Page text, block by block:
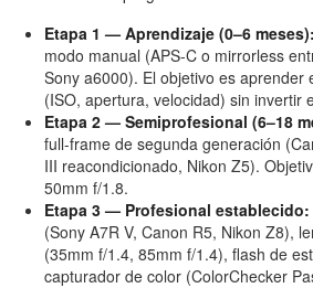
Etapa 1 — Aprendizaje (0–6 meses):
modo manual (APS-C o mirrorless
Sony a6000). El objetivo es aprender
(ISO, apertura, velocidad) sin invertir
Etapa 2 — Semiprofesional (6–18
full-frame de segunda generación
III reacondicionado, Nikon Z5).
50mm f/1.8.
Etapa 3 — Profesional establecido:
(Sony A7R V, Canon R5, Nikon Z8),
(35mm f/1.4, 85mm f/1.4), flash de
capturador de color (ColorChecker